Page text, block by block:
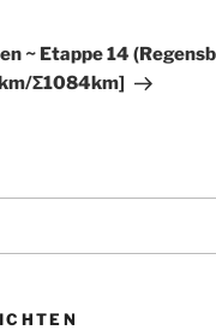
~ Etappe 14
Σ1084km]